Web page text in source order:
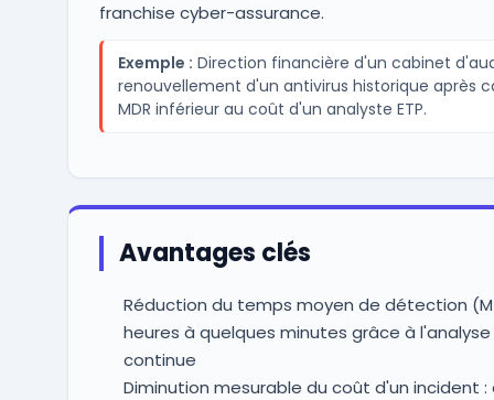
franchise cyber-assurance.
Exemple : Direction financière d'un cabinet
renouvellement d'un antivirus historique après
MDR inférieur au coût d'un analyste ETP.
Avantages clés
Réduction du temps moyen de détection
heures à quelques minutes grâce à
continue
Diminution mesurable du coût d'un incident